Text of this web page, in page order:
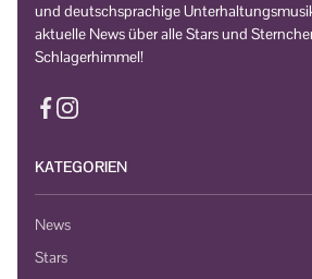
und deutschsprachige
aktuelle News über alle Stars und
Schlagerhimmel!
KATEGORIEN
News
Stars